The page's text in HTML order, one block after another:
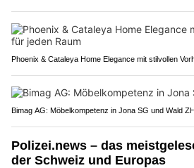
Phoenix & Cataleya Home Elegance mit stilvollen
Bimag AG: Möbelkompetenz in Jona SG und Wald ZH
Polizei.news – das
der Schweiz und Europas